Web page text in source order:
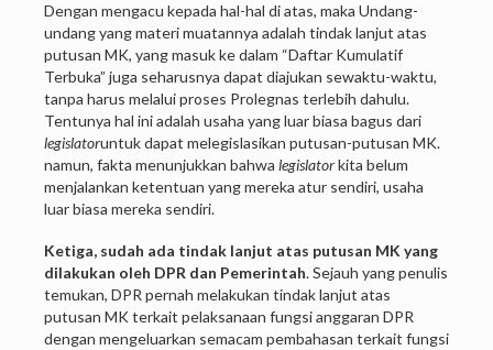
Dengan mengacu kepada hal-hal di atas, maka Undang-
undang yang materi muatannya adalah tindak lanjut atas
putusan MK, yang masuk ke dalam “Daftar Kumulatif
Terbuka” juga seharusnya dapat diajukan sewaktu-waktu,
tanpa harus melalui proses Prolegnas terlebih dahulu.
Tentunya hal ini adalah usaha yang luar biasa bagus dari
legislatoruntuk dapat melegislasikan putusan-putusan MK.
namun, fakta menunjukkan bahwa legislatorkita belum
menjalankan ketentuan yang mereka atur sendiri, usaha
luar biasa mereka sendiri.
Ketiga, sudah ada tindak lanjut atas putusan MK yang
dilakukan oleh DPR dan Pemerintah. Sejauh yang penulis
temukan, DPR pernah melakukan tindak lanjut atas
putusan MK terkait pelaksanaan fungsi anggaran DPR
dengan mengeluarkan semacam pembahasan terkait fungsi